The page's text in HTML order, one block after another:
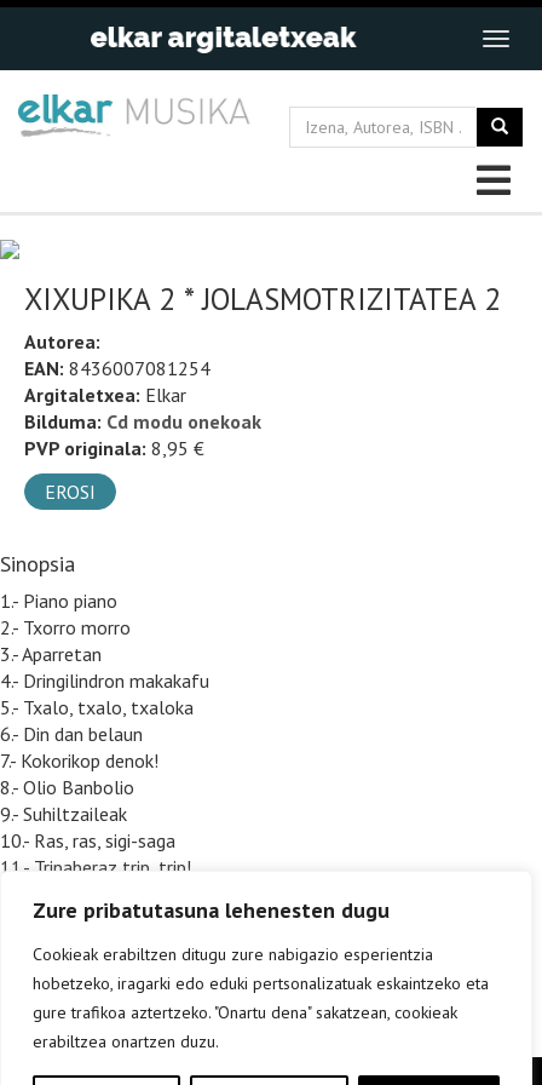
Zure pribatutasuna lehenesten dugu
Cookieak erabiltzen ditugu zure nabigazio esperientzia
hobetzeko, iragarki edo eduki pertsonalizatuak eskaintzeko eta
gure trafikoa aztertzeko. "Onartu dena" sakatzean, cookieak
erabiltzea onartzen duzu.
XIXUPIKA 2 * JOLASMOTRIZITATEA 2
Autorea:
EAN: 8436007081254
Argitaletxea: Elkar
Bilduma: Cd modu onekoak
PVP originala: 8,95 €
EROSI
Sinopsia
1.- Piano piano
2.- Txorro morro
3.- Aparretan
4.- Dringilindron makakafu
5.- Txalo, txalo, txaloka
6.- Din dan belaun
7.- Kokorikop denok!
8.- Olio Banbolio
9.- Suhiltzaileak
10.- Ras, ras, sigi-saga
11.- Tripaberaz trip, trip!
13.- Nire eskuak biziak dira
14.- Lur eta lur